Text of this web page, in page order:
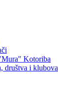
Kotoriba
društva i klubova